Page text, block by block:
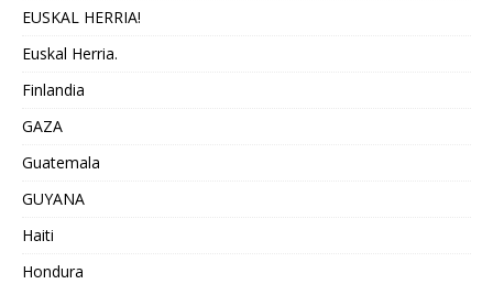
EUSKAL HERRIA!
Euskal Herria.
Finlandia
GAZA
Guatemala
GUYANA
Haiti
Hondura